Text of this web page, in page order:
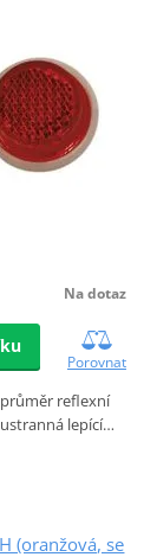
Na dotaz
Porovnat
reflexní
lepící…
(oranžová, se